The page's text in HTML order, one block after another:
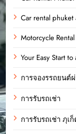
Car rental
Motorcycle
Your Easy Start
การจองรรถยนต์
การรับรถเช่า
การรับรถเช่า ภุเ